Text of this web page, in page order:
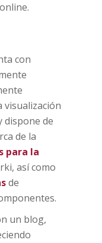
con
visualización
dispone de
de la
para la
así como
de
un blog,